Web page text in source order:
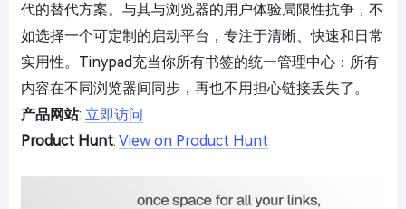
代的替代方案。与其与浏览器的用户体验局限性抗争，不
如选择一个可定制的启动平台，专注于清晰、快速和日常
实用性。Tinypad充当你所有书签的统一管理中心：所有
内容在不同浏览器间同步，再也不用担心链接丢失了。
产品网站: 立即访问
Product Hunt: View on Product Hunt